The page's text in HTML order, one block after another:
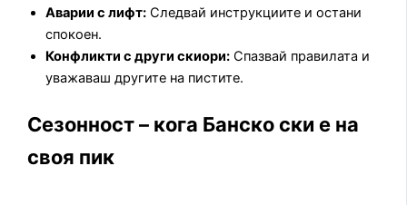
Аварии с лифт: Следвай инструкциите и остани
спокоен.
Конфликти с други скиори: Спазвай правилата и
уважаваш другите на пистите.
Сезонност – кога Банско ски е на
своя пик